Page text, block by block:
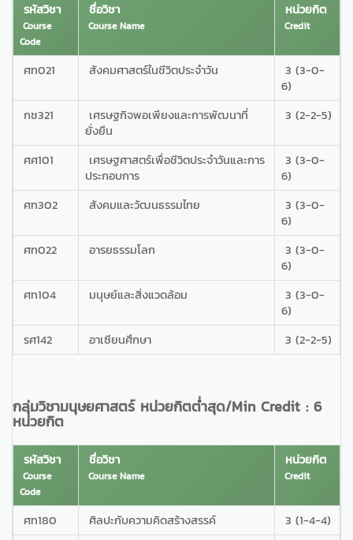
รหัสวิชา
Course
Code
ชื่อวิชา
Course Name
หน่วยกิต
Credit
ศท021 สังคมศาสตร์ในชีวิตประจำวัน
3 (3-0-
6)
กช321
เศรษฐกิจพอเพียงและการพัฒนาที่
ยั่งยืน
3 (2-2-5)
ศศ101
เศรษฐศาสตร์เพื่อชีวิตประจำวันและการ
ประกอบการ
3 (3-0-
6)
ศท302
สังคมและวัฒนธรรมไทย
3 (3-0-
6)
ศท022
อารยธรรมโลก
3 (3-0-
6)
ศท104
มนุษย์และสิ่งแวดล้อม
3 (3-0-
6)
รศ142
อาเซียนศึกษา 3 (2-2-5)
กลุ่มวิชามนุษยศาสตร์ หน่วยกิตต่ำสุด/Min Credit : 6
หน่วยกิต
รหัสวิชา
Course
Code
ชื่อวิชา
Course Name
หน่วยกิต
Credit
ศท180 ศิลปะกับความคิดสร้างสรรค์
3 (1-4-4)